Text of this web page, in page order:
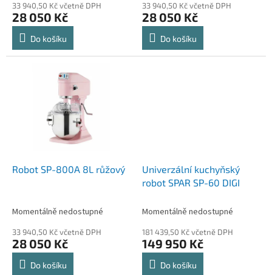
33 940,50 Kč včetně DPH
28 050 Kč
Do košíku
33 940,50 Kč včetně DPH
28 050 Kč
Do košíku
Robot SP-800A 8L růžový
Momentálně nedostupné
33 940,50 Kč včetně DPH
28 050 Kč
Do košíku
Univerzální kuchyňský
robot SPAR SP-60 DIGI
Momentálně nedostupné
181 439,50 Kč včetně DPH
149 950 Kč
Do košíku